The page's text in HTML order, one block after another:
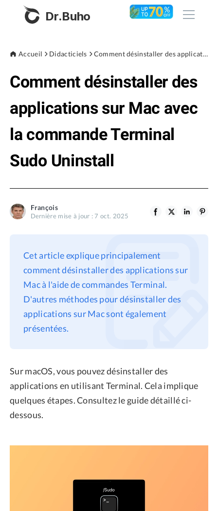
Dr.Buho
Produits
BuhoCleaner
BuhoRepair
BuhoNTFS
BuhoLaunchpad
Boutique
Blog
Support
Conditions générales
Politique de
remboursement
Accueil Didacticiels Comment désinstaller des applications sur Mac avec la commande Terminal Sudo Uninstall
Comment désinstaller des
applications sur Mac avec
la commande Terminal
Sudo Uninstall
François
Dernière mise à jour : 7 oct. 2025
Cet article explique principalement
comment désinstaller des applications sur
Mac à l'aide de commandes Terminal.
D'autres méthodes pour désinstaller des
applications sur Mac sont également
présentées.
Sur macOS, vous pouvez désinstaller des
applications en utilisant Terminal. Cela implique
quelques étapes. Consultez le guide détaillé ci-
dessous.